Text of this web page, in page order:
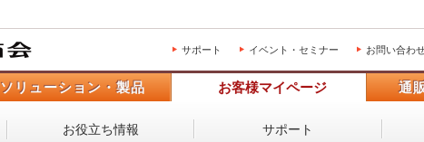
サポート イベント・セミナー お問い合わ
ソリューション・製品 お客様マイページ 通
お役立ち情報 サポート